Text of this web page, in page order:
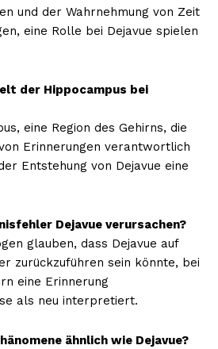
und der Wahrnehmung von Zeit
eine Rolle bei Dejavue spielen
der Hippocampus bei
eine Region des Gehirns, die
Erinnerungen verantwortlich
Entstehung von Dejavue eine
Dejavue verursachen?
glauben, dass Dejavue auf
zurückzuführen sein könnte, bei
eine Erinnerung
als neu interpretiert.
ähnlich wie Dejavue?